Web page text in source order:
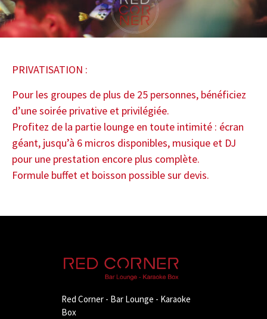
PRIVATISATION :
Pour les groupes de plus de 25 personnes, bénéficiez
d’une soirée privative et privilégiée.
Profitez de la partie lounge en toute intimité : écran
géant, jusqu’à 6 micros disponibles, musique et DJ
pour une prestation encore plus complète.
Formule buffet et boisson possible sur devis.
Red Corner - Bar Lounge - Karaoke
Box